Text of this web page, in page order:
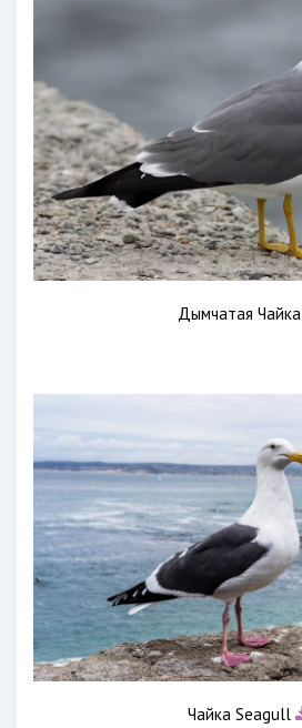
Дымчатая Чайка
Чайка Seagull